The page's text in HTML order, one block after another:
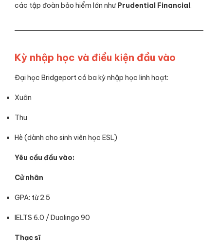
các tập đoàn bảo hiểm lớn nhưPrudential Financial.
Kỳ nhập học và điều kiện đầu vào
Đại học Bridgeport có ba kỳ nhập học linh hoạt:
Xuân
Thu
Hè (dành cho sinh viên học ESL)
Yêu cầu đầu vào:
Cử nhân
GPA: từ 2.5
IELTS 6.0 / Duolingo 90
Thạc sĩ